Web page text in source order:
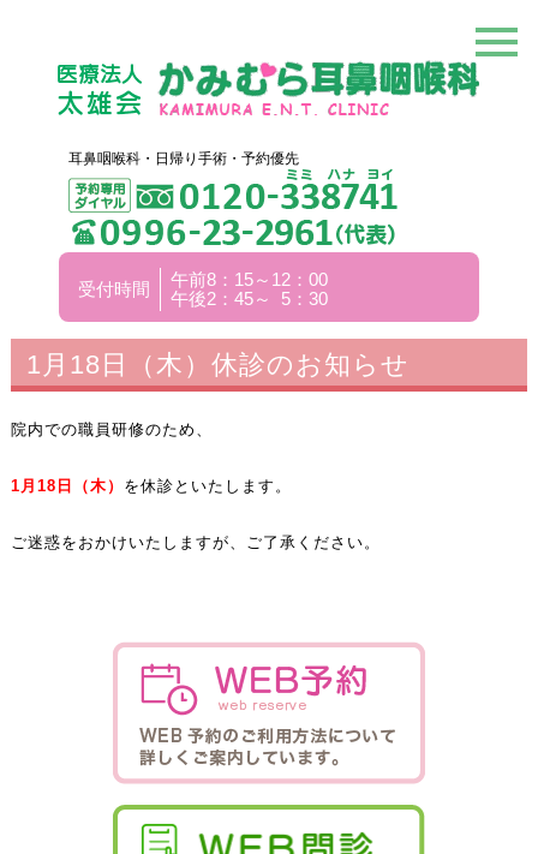
耳鼻咽喉科・日帰り手術・予約優先
受付時間
午前8：15～12：00
午後2：45～ 5：30
1月18日（木）休診のお知らせ
院内での職員研修のため、
1月18 日（木） を休診といたします。
ご迷惑をおかけいたしますが、ご了承ください。